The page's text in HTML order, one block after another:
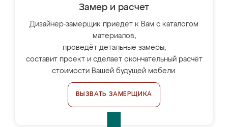
Замер и расчет
Дизайнер-замерщик приедет к Вам с каталогом
материалов,
проведёт детальные замеры,
составит проект и сделает окончательный расчёт
стоимости Вашей будущей мебели.
ВЫЗВАТЬ ЗАМЕРЩИКА